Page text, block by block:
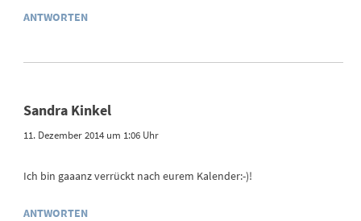
ANTWORTEN
Sandra Kinkel
11. Dezember 2014 um 1:06 Uhr
Ich bin gaaanz verrückt nach eurem Kalender:-)!
ANTWORTEN